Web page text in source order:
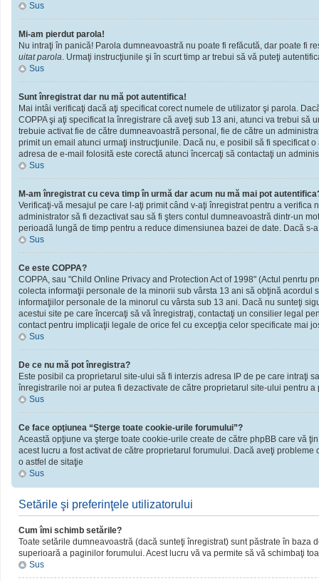
Sus
Mi-am pierdut parola!
Nu intraţi în panică! Parola dumneavoastră nu poate fi refăcută, dar poate fi
uitat parola. Urmaţi instrucţiunile şi în scurt timp ar trebui să vă puteţi
Sus
Sunt înregistrat dar nu mă pot autentifica!
Mai intâi verificaţi dacă aţi specificat corect numele de utilizator şi parola.
COPPA şi aţi specificat la înregistrare că aveţi sub 13 ani, atunci va trebui
trebuie activat fie de către dumneavoastră personal, fie de către un
primit un email atunci urmaţi instrucţiunile. Dacă nu, e posibil să fi specificat
adresa de e-mail folosită este corectă atunci încercaţi să contactaţi un
Sus
M-am înregistrat cu ceva timp în urmă dar acum nu mă mai pot
Verificaţi-vă mesajul pe care l-aţi primit când v-aţi înregistrat pentru a
administrator să fi dezactivat sau să fi şters contul dumneavoastră dintr-un
perioadă lungă de timp pentru a reduce dimensiunea bazei de date. Dacă
Sus
Ce este COPPA?
COPPA, sau "Child Online Privacy and Protection Act of 1998" (Actul penrtu
colecta informaţii personale de la minorii sub vârsta 13 ani să obţină
informaţiilor personale de la minorul cu vârsta sub 13 ani. Dacă nu sunteţi
acestui site pe care încercaţi să vă înregistraţi, contactaţi un consilier legal
contact pentru implicaţii legale de orice fel cu excepţia celor specificate mai
Sus
De ce nu mă pot înregistra?
Este posibil ca proprietarul site-ului să fi interzis adresa IP de pe care intraţi
înregistrarile noi ar putea fi dezactivate de către proprietarul site-ului pentru
Sus
Ce face opţiunea “Şterge toate cookie-urile forumului”?
Această opţiune va şterge toate cookie-urile create de către phpBB care vă
acest lucru a fost activat de către proprietarul forumului. Dacă aveţi
o astfel de sitaţie
Sus
Setările şi preferinţele utilizatorului
Cum îmi schimb setările?
Toate setările dumneavoastră (dacă sunteţi înregistrat) sunt păstrate în
superioară a paginilor forumului. Acest lucru vă va permite să vă schimbaţi
Sus